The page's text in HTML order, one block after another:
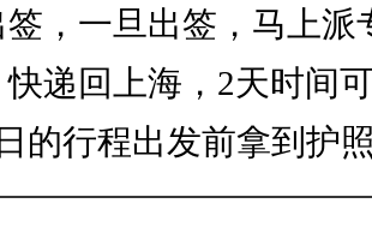
，一旦出签，马上派
递回上海，2天时间
的行程出发前拿到护